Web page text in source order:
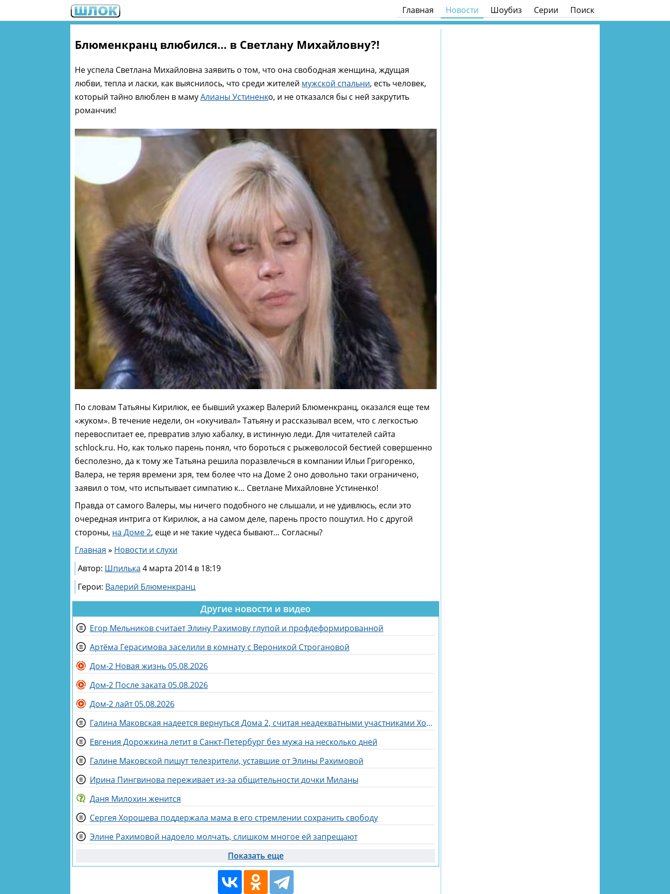
Главная Новости Шоубиз Серии Поиск
Блюменкранц влюбился… в Светлану Михайловну?!
Не успела Светлана Михайловна заявить о том, что она свободная женщина, ждущая
любви, тепла и ласки, как выяснилось, что среди жителей мужской спальни, есть человек,
который тайно влюблен в мамуАлианы Устиненко, и не отказался бы с ней закрутить
романчик!
По словам Татьяны Кирилюк, ее бывший ухажер Валерий Блюменкранц, оказался еще тем
«жуком». В течение недели, он «окучивал» Татьяну и рассказывал всем, что с легкостью
перевоспитает ее, превратив злую хабалку, в истинную леди. Для читателей сайта
schlock.ru. Но, как только парень понял, что бороться с рыжеволосой бестией совершенно
бесполезно, да к тому же Татьяна решила поразвлечься в компании Ильи Григоренко,
Валера, не теряя времени зря, тем более что на Доме 2 оно довольно таки ограничено,
заявил о том, что испытывает симпатию к… Светлане Михайловне Устиненко!
Правда от самого Валеры, мы ничего подобного не слышали, и не удивлюсь, если это
очередная интрига от Кирилюк, а на самом деле, парень просто пошутил. Но с другой
стороны, на Доме 2, еще и не такие чудеса бывают… Согласны?
Главная » Новости и слухи
Автор: Шпилька 4 марта 2014 в 18:19
Герои: Валерий Блюменкранц
Другие новости и видео
Егор Мельников считает Элину Рахимову глупой и профдеформированной
Артёма Герасимова заселили в комнату с Вероникой Строгановой
Дом-2 Новая жизнь 05.08.2026
Дом-2 После заката 05.08.2026
Дом-2 лайт 05.08.2026
Галина Маковская надеется вернуться Дома 2, считая неадекватными участниками Хорошева, Адеева и Рахимову
Евгения Дорожкина летит в Санкт-Петербург без мужа на несколько дней
Галине Маковской пишут телезрители, уставшие от Элины Рахимовой
Ирина Пингвинова переживает из-за общительности дочки Миланы
Даня Милохин женится
Сергея Хорошева поддержала мама в его стремлении сохранить свободу
Элине Рахимовой надоело молчать, слишком многое ей запрещают
Показать еще